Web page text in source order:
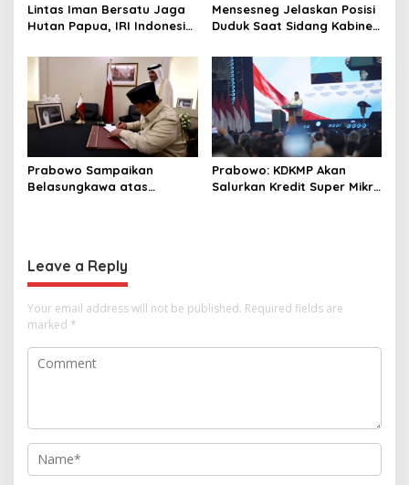
Lintas Iman Bersatu Jaga
Hutan Papua, IRI Indonesia
Barat Daya
Mensesneg Jelaskan Posisi
Duduk Saat Sidang Kabinet:
yang Perlu Dikhawatirkan
Prabowo Sampaikan
Belasungkawa atas
Prabowo: KDKMP Akan
Salurkan Kredit Super Mikro
Leave a Reply
Your email address will not be published. Required fields are
marked *